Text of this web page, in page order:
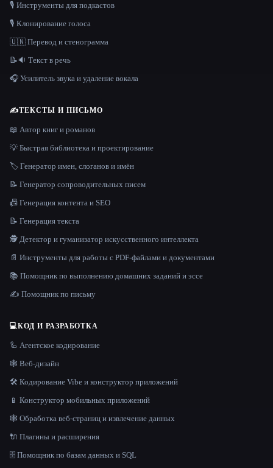
🎙️ Инструменты для подкастов
🎙️ Клонирование голоса
🇺🇳 Перевод и стенограмма
📝🔉 Текст в речь
🎧 Усилитель звука и удаление вокала
✍️ТЕКСТЫ И ПИСЬМО
📖 Автор книг и романов
💡 Быстрая библиотека и проектирование
🏷️ Генератор имен, слоганов и имён
📝 Генератор сопроводительных писем
📠 Генерация контента и SEO
📝 Генерация текста
🕵️ Детектор и гуманизатор искусственного интеллекта
📄 Инструменты для работы с PDF-файлами и документами
📚 Помощник по выполнению домашних заданий и эссе
✍️ Помощник по письму
💻КОД И РАЗРАБОТКА
🦾 Агентское кодирование
🕸 Веб-дизайн
🛠️ Кодирование Vibe и конструктор приложений
📱 Конструктор мобильных приложений
🕸️ Обработка веб-страниц и извлечение данных
🔌 Плагины и расширения
🗄️ Помощник по базам данных и SQL